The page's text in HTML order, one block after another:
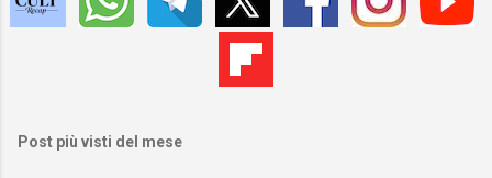
Post più visti del mese